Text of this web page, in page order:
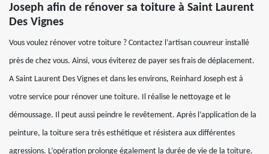
Joseph afin de rénover sa toiture à Saint Laurent
Des Vignes
Vous voulez rénover votre toiture ? Contactez l’artisan couvreur installé
près de chez vous. Ainsi, vous éviterez de payer ses frais de déplacement.
A Saint Laurent Des Vignes et dans les environs, Reinhard Joseph est à
votre service pour rénover une toiture. Il réalise le nettoyage et le
démoussage. Il peut aussi peindre le revêtement. Après l’application de la
peinture, la toiture sera très esthétique et résistera aux différentes
agressions. L’opération prolonge également la durée de vie de la toiture.